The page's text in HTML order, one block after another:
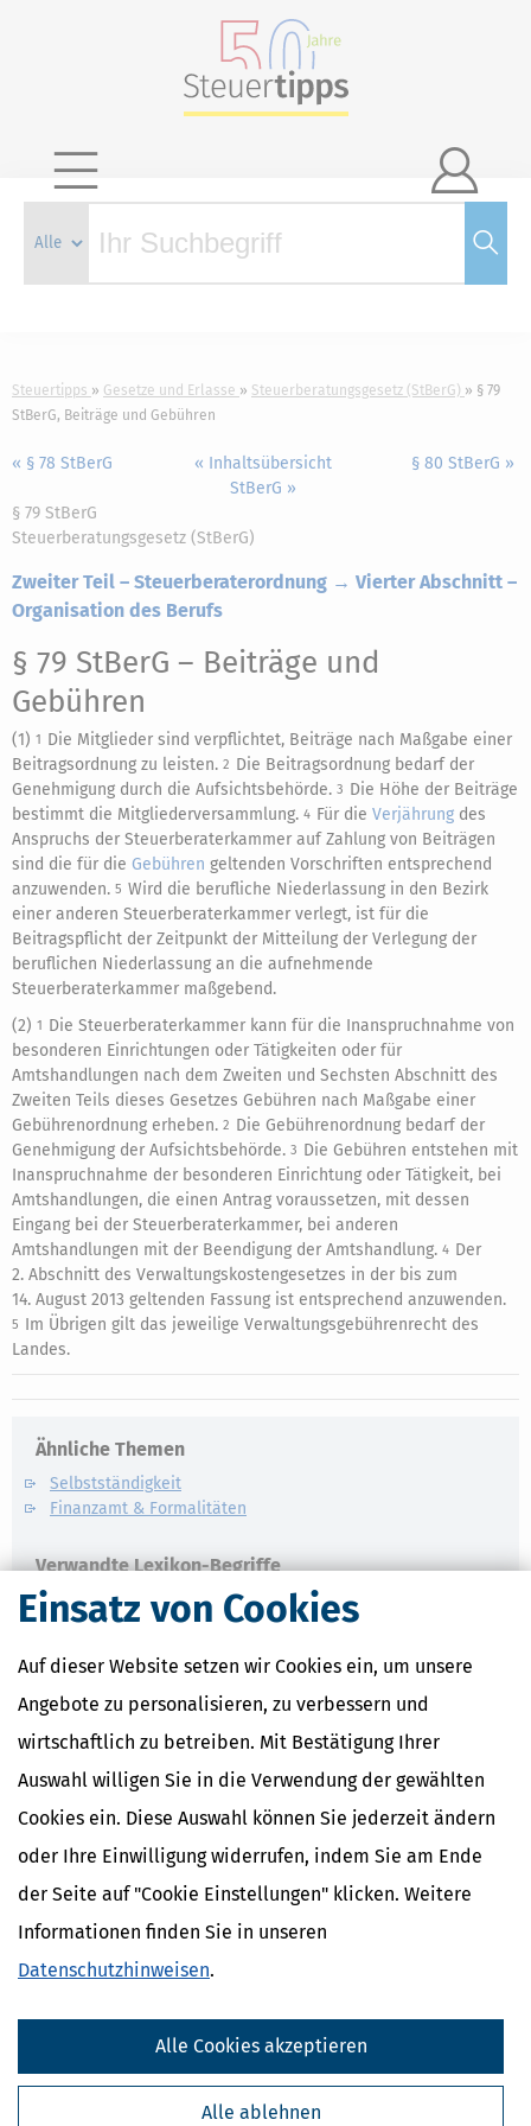
Einsatz von Cookies
Auf dieser Website setzen wir Cookies ein, um unsere
Angebote zu personalisieren, zu verbessern und
wirtschaftlich zu betreiben. Mit Bestätigung Ihrer
Auswahl willigen Sie in die Verwendung der gewählten
Cookies ein. Diese Auswahl können Sie jederzeit ändern
oder Ihre Einwilligung widerrufen, indem Sie am Ende
der Seite auf "Cookie Einstellungen" klicken. Weitere
Informationen finden Sie in unseren
Datenschutzhinweisen.
Alle ablehnen
Alle Cookies akzeptieren

Steuertipps Gesetze und Erlasse Steuerberatungsgesetz (StBerG)
§ 79
StBerG, Beiträge und Gebühren
« § 78 StBerG
« Inhaltsübersicht
StBerG »
§ 80 StBerG »
§ 79 StBerG
Steuerberatungsgesetz (StBerG)
Zweiter Teil – Steuerberaterordnung → Vierter Abschnitt –
Organisation des Berufs
§ 79 StBerG – Beiträge und
Gebühren
(1) 1 Die Mitglieder sind verpflichtet, Beiträge nach Maßgabe einer
Beitragsordnung zu leisten. 2 Die Beitragsordnung bedarf der
Genehmigung durch die Aufsichtsbehörde. 3 Die Höhe der Beiträge
bestimmt die Mitgliederversammlung. 4 Für die Verjährung des
Anspruchs der Steuerberaterkammer auf Zahlung von Beiträgen
sind die für die Gebühren geltenden Vorschriften entsprechend
anzuwenden. 5 Wird die berufliche Niederlassung in den Bezirk
einer anderen Steuerberaterkammer verlegt, ist für die
Beitragspflicht der Zeitpunkt der Mitteilung der Verlegung der
beruflichen Niederlassung an die aufnehmende
Steuerberaterkammer maßgebend.
(2) 1 Die Steuerberaterkammer kann für die Inanspruchnahme von
besonderen Einrichtungen oder Tätigkeiten oder für
Amtshandlungen nach dem Zweiten und Sechsten Abschnitt des
Zweiten Teils dieses Gesetzes Gebühren nach Maßgabe einer
Gebührenordnung erheben. 2 Die Gebührenordnung bedarf der
Genehmigung der Aufsichtsbehörde. 3 Die Gebühren entstehen mit
Inanspruchnahme der besonderen Einrichtung oder Tätigkeit, bei
Amtshandlungen, die einen Antrag voraussetzen, mit dessen
Eingang bei der Steuerberaterkammer, bei anderen
Amtshandlungen mit der Beendigung der Amtshandlung. 4 Der
2. Abschnitt des Verwaltungskostengesetzes in der bis zum
14. August 2013 geltenden Fassung ist entsprechend anzuwenden.
5 Im Übrigen gilt das jeweilige Verwaltungsgebührenrecht des
Landes.
Ähnliche Themen
Selbstständigkeit
Finanzamt & Formalitäten
Verwandte Lexikon-Begriffe
Künstlersozialabgabe
Kassen-Nachschau
E-Bilanz
Gründungszuschuss
Kostenlose Steuertipps & News